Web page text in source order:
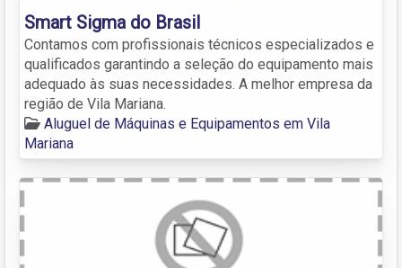
Smart Sigma do Brasil
Contamos com profissionais técnicos especializados e
qualificados garantindo a seleção do equipamento mais
adequado às suas necessidades. A melhor empresa da
região de Vila Mariana.
Aluguel de Máquinas e Equipamentos em Vila
Mariana